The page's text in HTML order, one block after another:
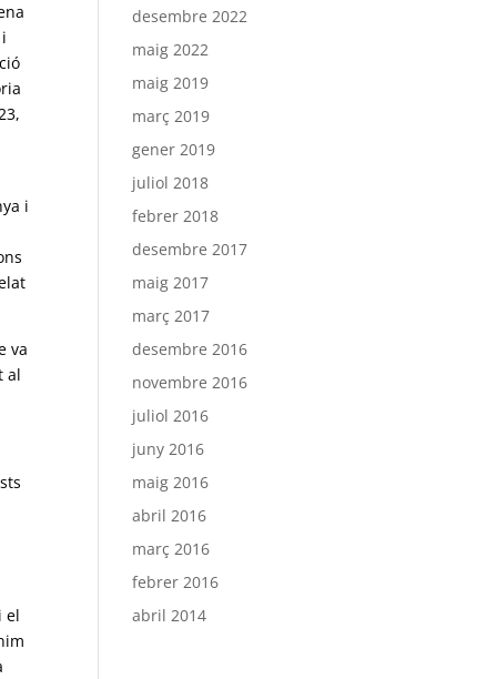
i
va
al
el
desembre 2022
maig 2022
maig 2019
març 2019
gener 2019
juliol 2018
febrer 2018
desembre 2017
maig 2017
març 2017
desembre 2016
novembre 2016
juliol 2016
juny 2016
maig 2016
abril 2016
març 2016
febrer 2016
abril 2014